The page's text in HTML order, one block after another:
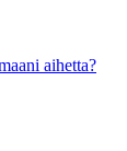
aihetta?